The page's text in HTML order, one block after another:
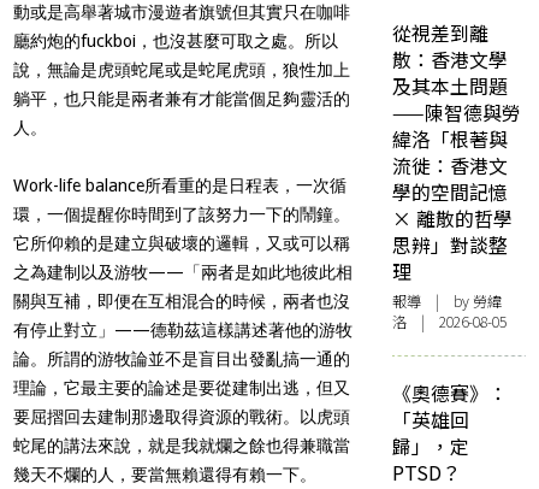
動或是高舉著城市漫遊者旗號但其實只在咖啡
廳約炮的fuckboi，也沒甚麼可取之處。所以
說，無論是虎頭蛇尾或是蛇尾虎頭，狼性加上
躺平，也只能是兩者兼有才能當個足夠靈活的
人。
Work-life balance所看重的是日程表，一次循
環，一個提醒你時間到了該努力一下的鬧鐘。
它所仰賴的是建立與破壞的邏輯，又或可以稱
之為建制以及游牧——「兩者是如此地彼此相
關與互補，即便在互相混合的時候，兩者也沒
有停止對立」——德勒茲這樣講述著他的游牧
論。所謂的游牧論並不是盲目出發亂搞一通的
理論，它最主要的論述是要從建制出逃，但又
要屈摺回去建制那邊取得資源的戰術。以虎頭
蛇尾的講法來說，就是我就爛之餘也得兼職當
幾天不爛的人，要當無賴還得有賴一下。
從視差到離
散：香港文學
及其本土問題
——陳智德與勞
緯洛「根著與
流徙：香港文
學的空間記憶
× 離散的哲學
思辨」對談整
理
報導 | by 勞緯
洛 | 2026-08-05
《奧德賽》：
「英雄回
歸」，定
PTSD？